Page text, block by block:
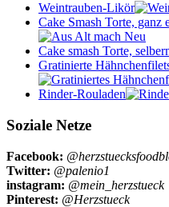
Weintrauben-Likör
Cake Smash Torte, ganz
Cake smash Torte,
Gratinierte
Rinder-Rouladen
Soziale Netze
Facebook:
Twitter: @palenio1
instagram: @mein_herzstueck
Pinterest: @Herzstueck